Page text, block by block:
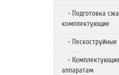
- Подготовка
комплектующие
-
-
аппаратам